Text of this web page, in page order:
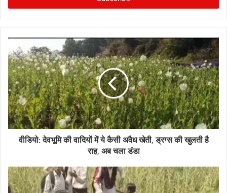
वीडियो: देवभूमि की वादियों में ये कैसी अवैध खेती, ड्रग्स की खुलती है
राह, अब चला डंडा